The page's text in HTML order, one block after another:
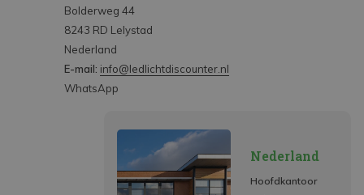
Bolderweg 44
8243 RD Lelystad
Nederland
E-mail: info@ledlichtdiscounter.nl
WhatsApp
Nederland
Hoofdkantoor